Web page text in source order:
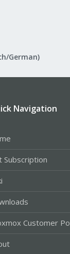
German)
Navigation
Subscription
Customer